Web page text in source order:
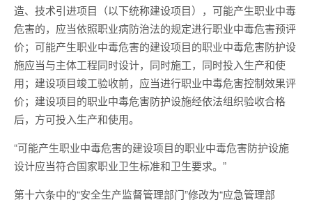
造、技术引进项目（以下统称建设项目），可能产生职业中毒
危害的，应当依照职业病防治法的规定进行职业中毒危害预评
价；可能产生职业中毒危害的建设项目的职业中毒危害防护设
施应当与主体工程同时设计，同时施工，同时投入生产和使
用；建设项目竣工验收前，应当进行职业中毒危害控制效果评
价；建设项目的职业中毒危害防护设施经依法组织验收合格
后，方可投入生产和使用。
“可能产生职业中毒危害的建设项目的职业中毒危害防护设施
设计应当符合国家职业卫生标准和卫生要求。”
第十六条中的“安全生产监督管理部门”修改为“应急管理部